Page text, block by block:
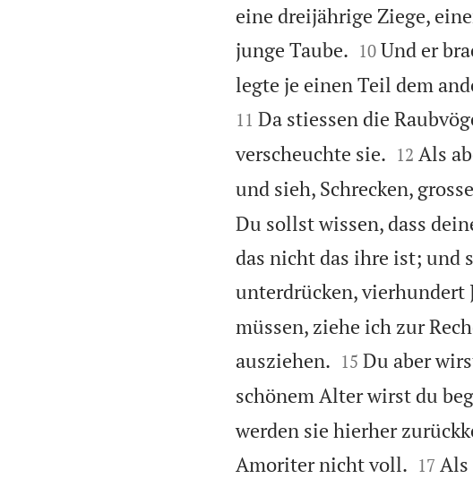
eine dreijährige Ziege,
junge Taube.
10 Und er
legte je einen Teil dem
11 Da stiessen die
verscheuchte sie.
12 Als
und sieh, Schrecken,
Du sollst wissen, dass
das nicht das ihre ist; und
unterdrücken, vierhundert
müssen, ziehe ich zur
ausziehen.
15 Du aber
schönem Alter wirst du
werden sie hierher
Amoriter nicht voll.
17 Als